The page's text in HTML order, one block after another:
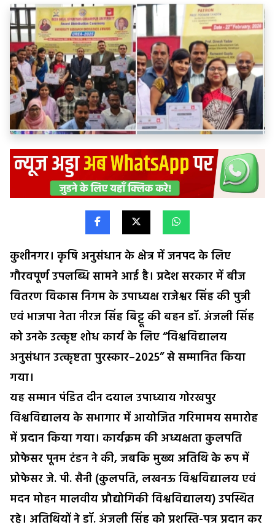
कुशीनगर। कृषि अनुसंधान के क्षेत्र में जनपद के लिए
गौरवपूर्ण उपलब्धि सामने आई है। प्रदेश सरकार में बीज
वितरण विकास निगम के उपाध्यक्ष राजेश्वर सिंह की पुत्री
एवं भाजपा नेता नीरज सिंह बिट्टू की बहन डॉ. अंजली सिंह
को उनके उत्कृष्ट शोध कार्य के लिए “विश्वविद्यालय
अनुसंधान उत्कृष्टता पुरस्कार–2025” से सम्मानित किया
गया।
यह सम्मान पंडित दीन दयाल उपाध्याय गोरखपुर
विश्वविद्यालय के सभागार में आयोजित गरिमामय समारोह
में प्रदान किया गया। कार्यक्रम की अध्यक्षता कुलपति
प्रोफेसर पूनम टंडन ने की, जबकि मुख्य अतिथि के रूप में
प्रोफेसर जे. पी. सैनी (कुलपति, लखनऊ विश्वविद्यालय एवं
मदन मोहन मालवीय प्रौद्योगिकी विश्वविद्यालय) उपस्थित
रहे। अतिथियों ने डॉ. अंजली सिंह को प्रशस्ति-पत्र प्रदान कर